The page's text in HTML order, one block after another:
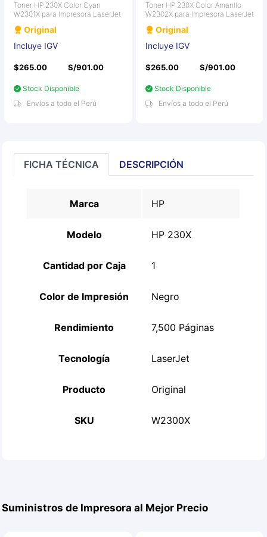
Toner HP 230X Color Cyan
W2301X para Impresora LaserJet
Original
Incluye IGV
$265.00 S/901.00
Stock Disponible
Envíos a todo el Perú
Toner HP 230X Color Amarillo
W2302X para Impresora LaserJet
Original
Incluye IGV
$265.00 S/901.00
Stock Disponible
Envíos a todo el Perú
FICHA TÉCNICA DESCRIPCIÓN
Marca HP
Modelo HP 230X
Cantidad por Caja 1
Color de Impresión Negro
Rendimiento 7,500 Páginas
Tecnología LaserJet
Producto Original
SKU W2300X
Suministros de Impresora al Mejor Precio